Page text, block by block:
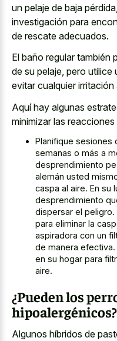
un pelaje de baja
investigación para
de rescate adecuados.
El baño regular también
de su pelaje, pero
evitar cualquier irritación
Aquí hay algunas
minimizar las reacciones
Planifique sesiones
semanas o más a
desprendimiento
alemán usted
caspa al aire. En su
desprendimiento
dispersar el peligro.
para eliminar la
aspiradora con un
de manera efectiva.
en su hogar para
aire.
¿Pueden los
hipoalergénicos?
Algunos híbridos de